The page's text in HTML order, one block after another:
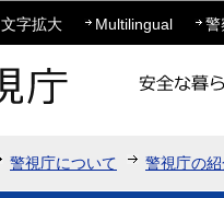
字拡大 Multilingual 警
警視庁について 警視庁の